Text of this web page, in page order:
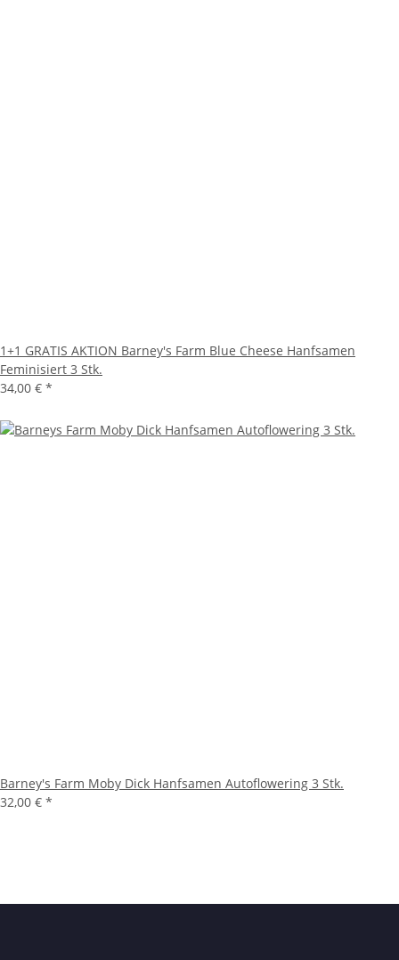
1+1 GRATIS AKTION Barney's Farm Blue Cheese Hanfsamen
Feminisiert 3 Stk.
34,00 € *
Barney's Farm Moby Dick Hanfsamen Autoflowering 3 Stk.
32,00 € *